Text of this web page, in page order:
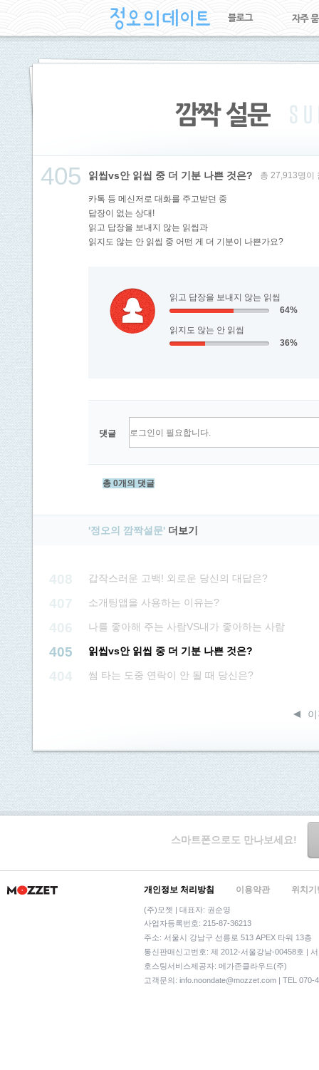
405 읽씹vs안 읽씹 중 더 기분 나쁜 것은? 총 27,913명이
카톡 등 메신저로 대화를 주고받던 중
답장이 없는 상대!
읽고 답장을 보내지 않는 읽씹과
읽지도 않는 안 읽씹 중 어떤 게 더 기분이 나쁜가요?
읽고 답장을 보내지 않는 읽씹
64%
읽지도 않는 안 읽씹
36%
댓글
총 0개의 댓글
'정오의 깜짝설문' 더보기
갑작스러운 고백! 외로운 당신의 대답은?
소개팅앱을 사용하는 이유는?
나를 좋아해 주는 사람VS내가 좋아하는 사람
405 읽씹vs안 읽씹 중 더 기분 나쁜 것은?
썸 타는 도중 연락이 안 될 때 당신은?
스마트폰으로도 만나보세요!
개인정보 처리방침 이용약관 위치
(주)모젯 | 대표자: 권순영
사업자등록번호: 215-87-36213
주소: 서울시 강남구 선릉로 513 APEX 타워 13층
통신판매신고번호: 제 2012-서울강남-00458호 |
호스팅서비스제공자: 메가존클라우드(주)
고객문의: info.noondate@mozzet.com | TEL 070-